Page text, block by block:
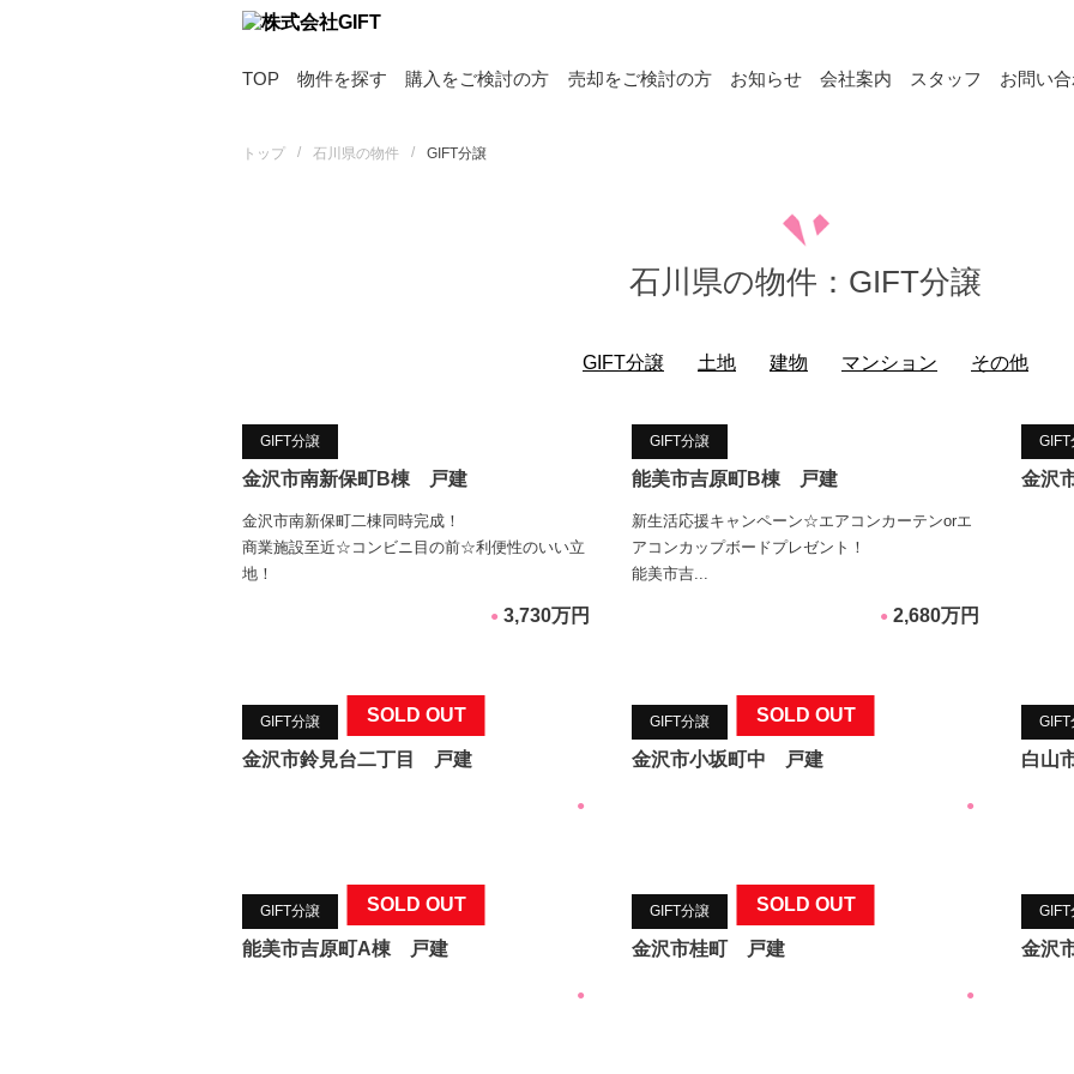
TOP 物件を探す 購入をご検討の方 売却をご検討の方 お知らせ 会社案内 スタッフ お問い
トップ / 石川県の物件 / GIFT分譲
石川県の物件：GIFT分譲
GIFT分譲 土地 建物 マンション その他
GIFT分譲
金沢市南新保町B棟 戸建
金沢市南新保町二棟同時完成！
商業施設至近☆コンビニ目の前☆利便性のいい立
地！
● 3,730万円
GIFT分譲
能美市吉原町B棟 戸建
新生活応援キャンペーン☆エアコンカーテンorエ
アコンカップボードプレゼント！
能美市吉...
● 2,680万円
金沢
SOLD OUT
GIFT分譲
金沢市鈴見台二丁目 戸建
●
SOLD OUT
GIFT分譲
金沢市小坂町中 戸建
●
白山
SOLD OUT
GIFT分譲
能美市吉原町A棟 戸建
●
SOLD OUT
GIFT分譲
金沢市桂町 戸建
●
金沢